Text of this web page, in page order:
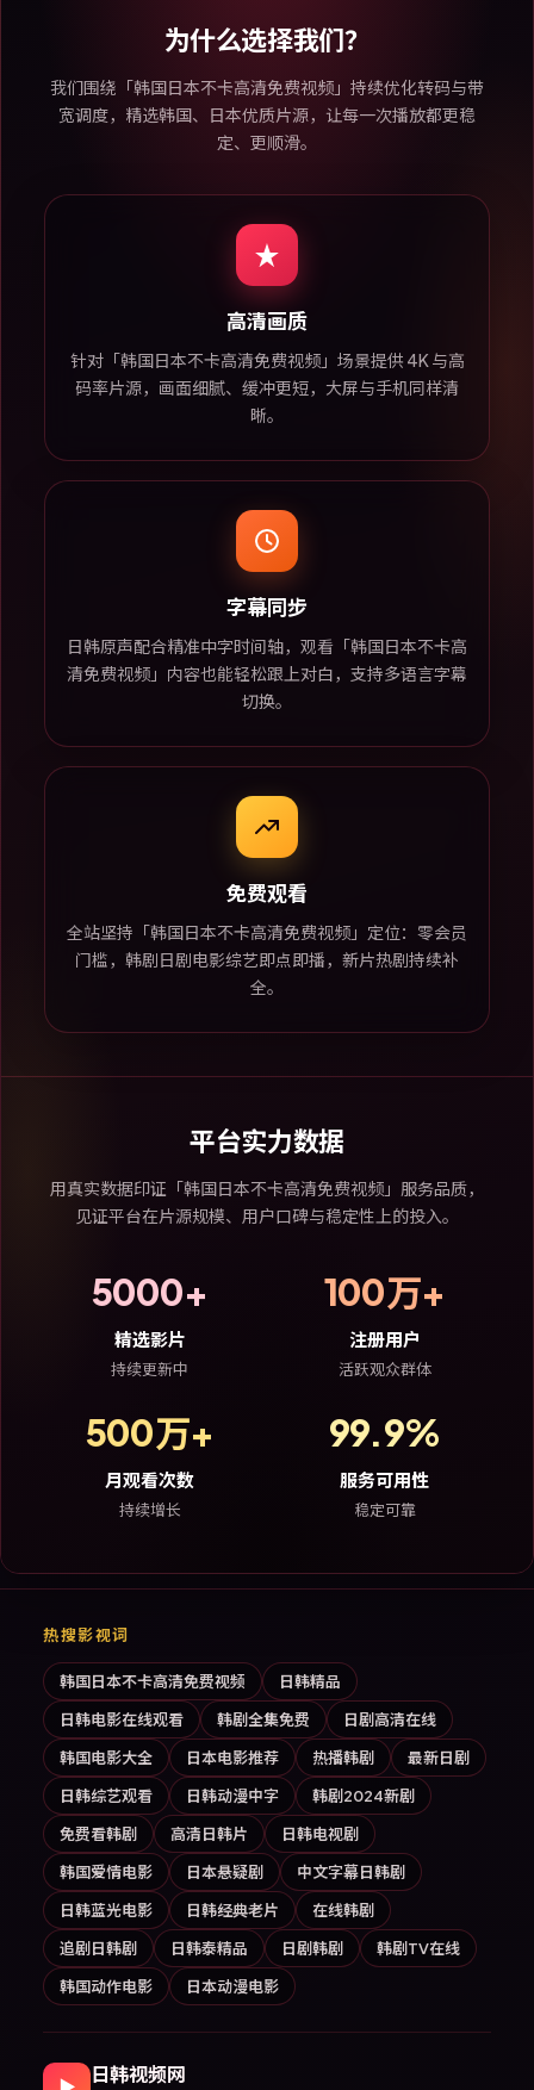
为什么选择我们？
我们围绕「韩国日本不卡高清免费视频」持续优化转码与带
宽调度，精选韩国、日本优质片源，让每一次播放都更稳
定、更顺滑。
高清画质
针对「韩国日本不卡高清免费视频」场景提供 4K 与高
码率片源，画面细腻、缓冲更短，大屏与手机同样清
晰。
字幕同步
日韩原声配合精准中字时间轴，观看「韩国日本不卡高
清免费视频」内容也能轻松跟上对白，支持多语言字幕
切换。
免费观看
全站坚持「韩国日本不卡高清免费视频」定位：零会员
门槛，韩剧日剧电影综艺即点即播，新片热剧持续补
全。
平台实力数据
用真实数据印证「韩国日本不卡高清免费视频」服务品质，
见证平台在片源规模、用户口碑与稳定性上的投入。
5000+
精选影片
持续更新中
100万+
注册用户
活跃观众群体
500万+
月观看次数
持续增长
99.9%
服务可用性
稳定可靠
热搜影视词
韩国日本不卡高清免费视频
日韩精品
日韩电影在线观看
韩剧全集免费
日剧高清在线
韩国电影大全
日本电影推荐 热播韩剧
最新日剧
日韩综艺观看
日韩动漫中字
韩剧2024新剧
免费看韩剧
高清日韩片
日韩电视剧
韩国爱情电影
日本悬疑剧
中文字幕日韩剧
日韩蓝光电影
日韩经典老片
在线韩剧
追剧日韩剧
日韩泰精品 日剧韩剧
韩剧TV在线
韩国动作电影
日本动漫电影
日韩视频网